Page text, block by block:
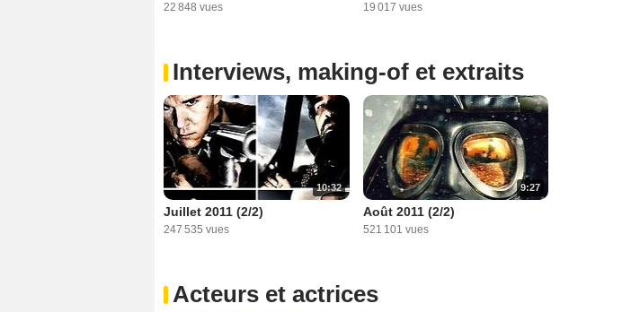
22 848 vues 19 017 vues
Interviews, making-of et extraits
10:32
Juillet 2011 (2/2)
247 535 vues
9:27
Août 2011 (2/2)
521 101 vues
Acteurs et actrices